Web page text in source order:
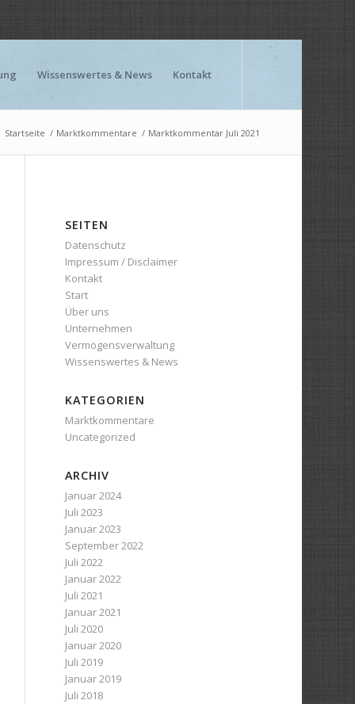
Wissenswertes & News Kontakt
Startseite / Marktkommentare / Marktkommentar Juli 2021
SEITEN
Datenschutz
Impressum / Disclaimer
Kontakt
Start
Über uns
Unternehmen
Vermögensverwaltung
Wissenswertes & News
KATEGORIEN
Marktkommentare
Uncategorized
ARCHIV
Januar 2024
Juli 2023
Januar 2023
September 2022
Juli 2022
Januar 2022
Juli 2021
Januar 2021
Juli 2020
Januar 2020
Juli 2019
Januar 2019
Juli 2018